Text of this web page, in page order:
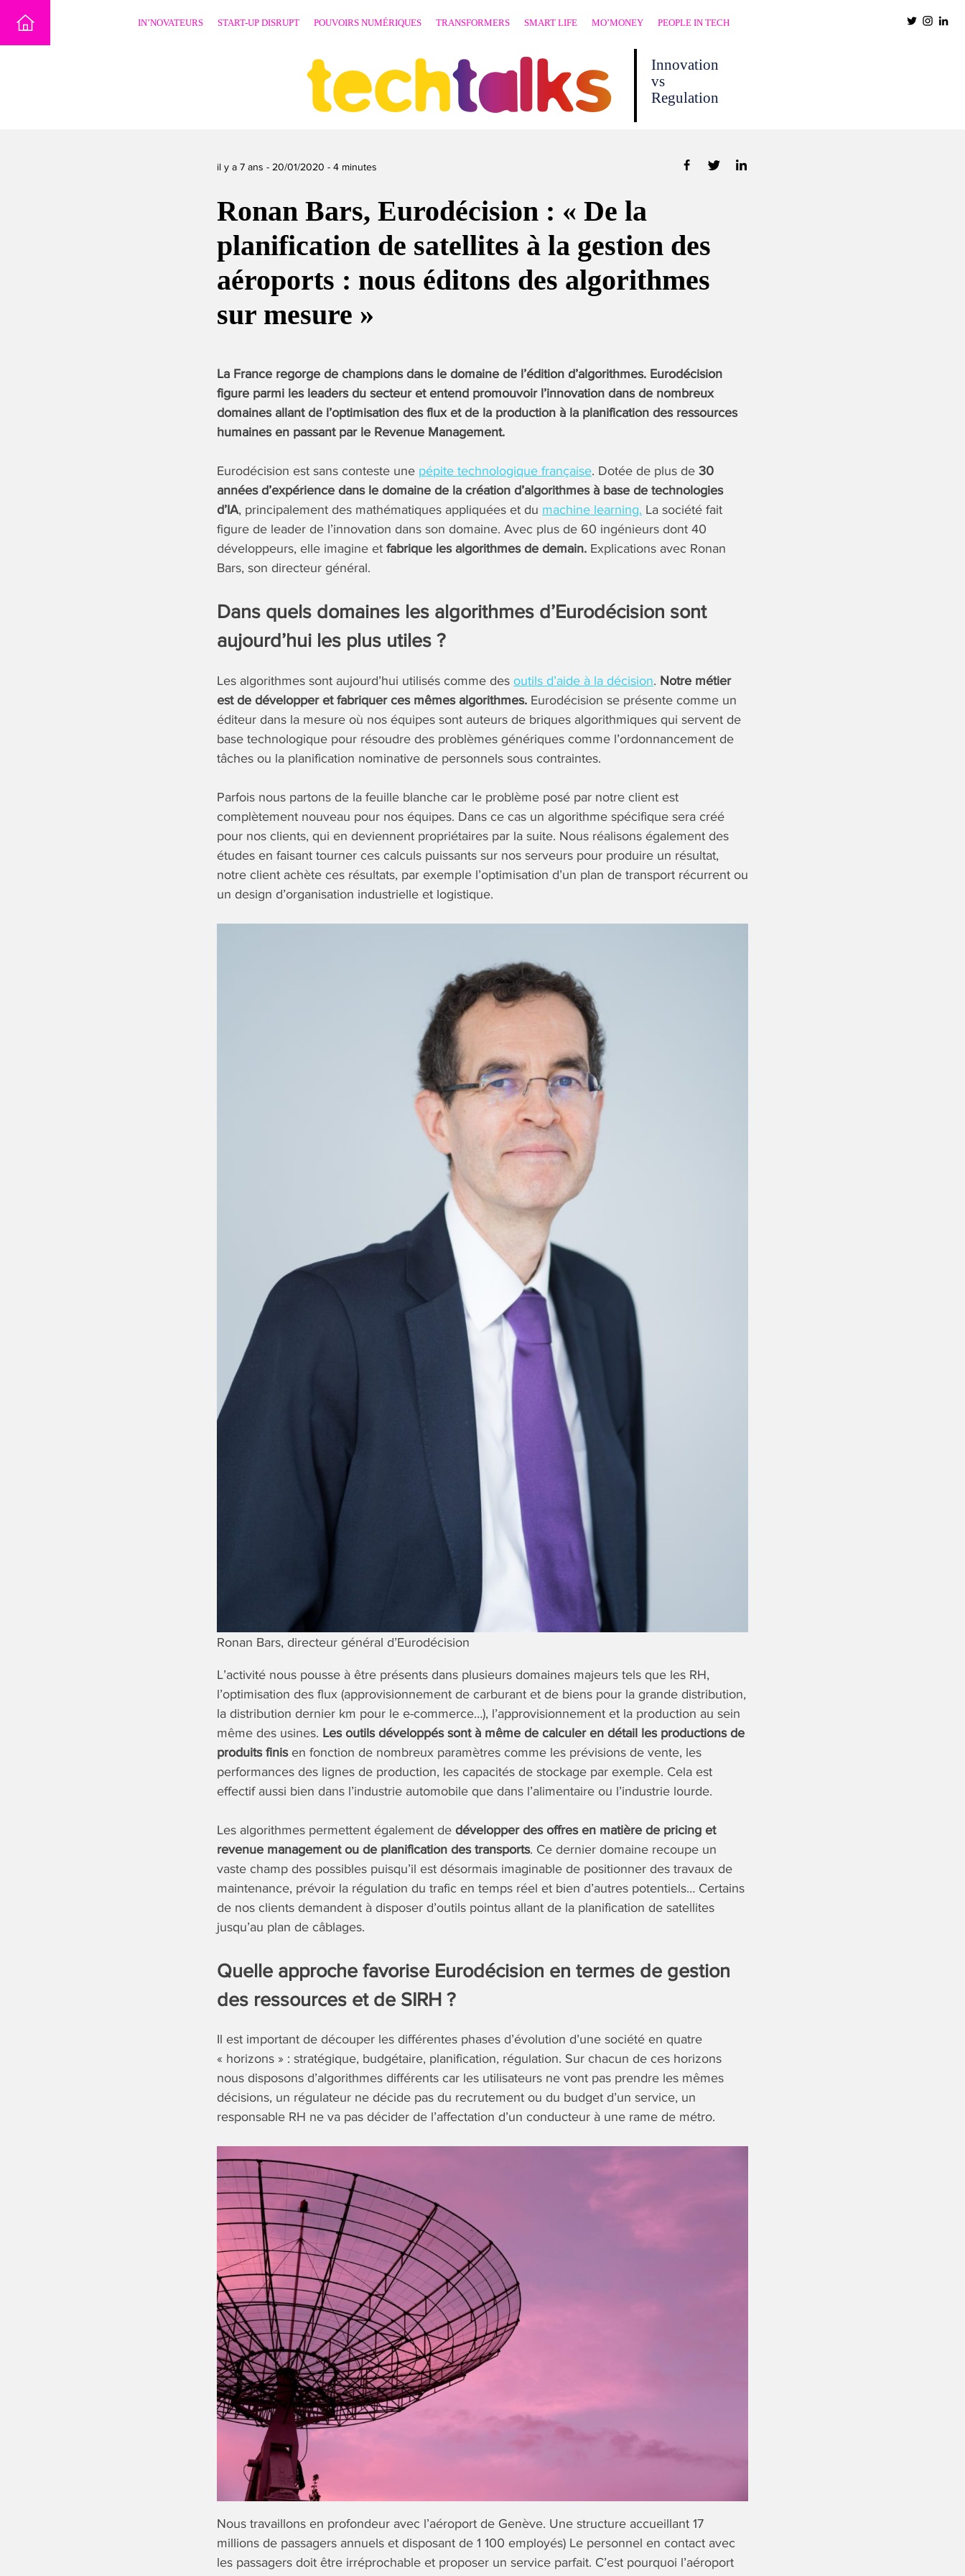
IN’NOVATEURS START-UP DISRUPT POUVOIRS NUMÉRIQUES TRANSFORMERS SMART LIFE MO’MONEY PEOPLE IN TECH
techtalks
Innovation
vs
Regulation
il y a 7 ans - 20/01/2020 - 4 minutes
Ronan Bars, Eurodécision : « De la
planification de satellites à la gestion des
aéroports : nous éditons des algorithmes
sur mesure »
La France regorge de champions dans le domaine de l’édition d’algorithmes. Eurodécision
figure parmi les leaders du secteur et entend promouvoir l’innovation dans de nombreux
domaines allant de l’optimisation des flux et de la production à la planification des ressources
humaines en passant par le Revenue Management.
Eurodécision est sans conteste une pépite technologique française. Dotée de plus de 30
années d’expérience dans le domaine de la création d’algorithmes à base de technologies
d’IA, principalement des mathématiques appliquées et du machine learning. La société fait
figure de leader de l’innovation dans son domaine. Avec plus de 60 ingénieurs dont 40
développeurs, elle imagine et fabrique les algorithmes de demain. Explications avec Ronan
Bars, son directeur général.
Dans quels domaines les algorithmes d’Eurodécision sont
aujourd’hui les plus utiles ?
Les algorithmes sont aujourd’hui utilisés comme des outils d’aide à la décision. Notre métier
est de développer et fabriquer ces mêmes algorithmes. Eurodécision se présente comme un
éditeur dans la mesure où nos équipes sont auteurs de briques algorithmiques qui servent de
base technologique pour résoudre des problèmes génériques comme l’ordonnancement de
tâches ou la planification nominative de personnels sous contraintes.
Parfois nous partons de la feuille blanche car le problème posé par notre client est
complètement nouveau pour nos équipes. Dans ce cas un algorithme spécifique sera créé
pour nos clients, qui en deviennent propriétaires par la suite. Nous réalisons également des
études en faisant tourner ces calculs puissants sur nos serveurs pour produire un résultat,
notre client achète ces résultats, par exemple l’optimisation d’un plan de transport récurrent ou
un design d’organisation industrielle et logistique.
Ronan Bars, directeur général d’Eurodécision
L’activité nous pousse à être présents dans plusieurs domaines majeurs tels que les RH,
l’optimisation des flux (approvisionnement de carburant et de biens pour la grande distribution,
la distribution dernier km pour le e-commerce…), l’approvisionnement et la production au sein
même des usines. Les outils développés sont à même de calculer en détail les productions de
produits finisen fonction de nombreux paramètres comme les prévisions de vente, les
performances des lignes de production, les capacités de stockage par exemple. Cela est
effectif aussi bien dans l’industrie automobile que dans l’alimentaire ou l’industrie lourde.
Les algorithmes permettent également de développer des offres en matière de pricing et
revenue management ou de planification des transports. Ce dernier domaine recoupe un
vaste champ des possibles puisqu’il est désormais imaginable de positionner des travaux de
maintenance, prévoir la régulation du trafic en temps réel et bien d’autres potentiels… Certains
de nos clients demandent à disposer d’outils pointus allant de la planification de satellites
jusqu’au plan de câblages.
Quelle approche favorise Eurodécision en termes de gestion
des ressources et de SIRH ?
Il est important de découper les différentes phases d’évolution d’une société en quatre
« horizons » : stratégique, budgétaire, planification, régulation. Sur chacun de ces horizons
nous disposons d’algorithmes différents car les utilisateurs ne vont pas prendre les mêmes
décisions, un régulateur ne décide pas du recrutement ou du budget d’un service, un
responsable RH ne va pas décider de l’affectation d’un conducteur à une rame de métro.
Nous travaillons en profondeur avec l’aéroport de Genève. Une structure accueillant 17
millions de passagers annuels et disposant de 1 100 employés) Le personnel en contact avec
les passagers doit être irréprochable et proposer un service parfait. C’est pourquoi l’aéroport